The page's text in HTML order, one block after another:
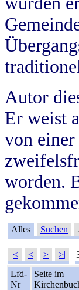
Autor
Er weist
von
worden.
Alles Suchen
|< < > >|
Lfd-
Nr
Seite im